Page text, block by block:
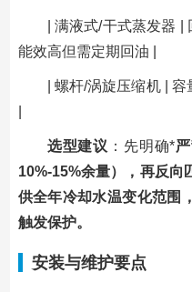
| 满液式/干式蒸发器
能效高但需定期回油 |
| 螺杆/涡旋压缩机 |
选型建议 ：先明确*
10%-15%余量），再反向
供全年冷却水温变化范围
触发保护。
安装与维护要点